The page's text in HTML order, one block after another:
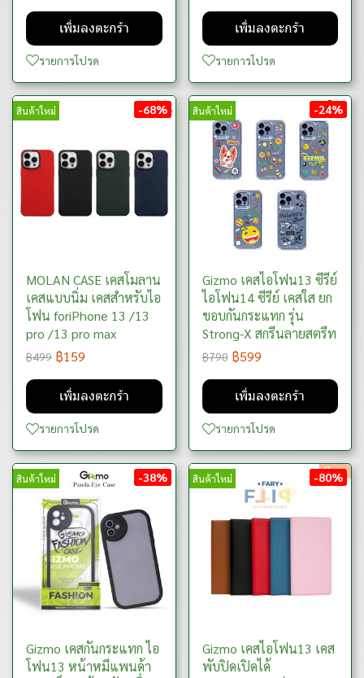
เพิ่มลงตะกร้า
รายการโปรด
เพิ่มลงตะกร้า
รายการโปรด
สินค้าใหม่ -68%
MOLAN CASE เคสโมลาน
เคสแบบนิ่ม เคสสำหรับไอ
โฟน foriPhone 13 /13
pro /13 pro max
฿499 ฿159
เพิ่มลงตะกร้า
รายการโปรด
สินค้าใหม่ -24%
Gizmo เคสไอโฟน13 ซีรีย์
ไอโฟน14 ซีรีย์ เคสใส ยก
ขอบกันกระแทก รุ่น
Strong-X สกรีนลายสตรีท
฿790 ฿599
เพิ่มลงตะกร้า
รายการโปรด
สินค้าใหม่ -38%
Gizmo เคสกันกระแทก ไอ
โฟน13 หน้าหมีแพนด้า
สินค้าใหม่ -80%
Gizmo เคสไอโฟน13 เคส
พับปิดเปิดได้